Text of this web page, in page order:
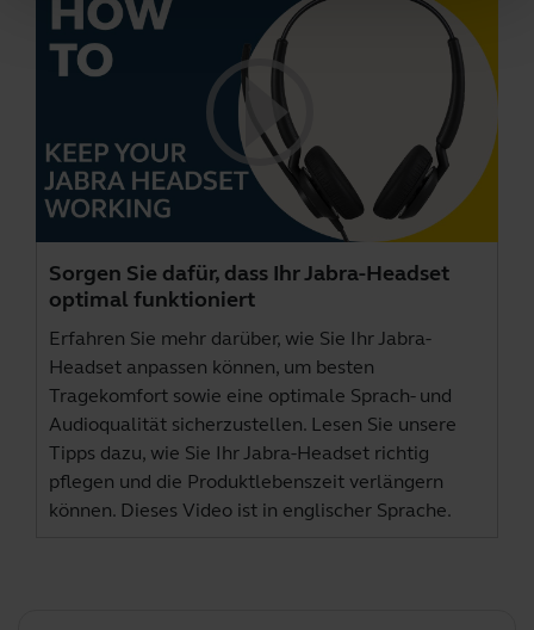
Sorgen Sie dafür, dass Ihr Jabra-Headset
optimal funktioniert
Erfahren Sie mehr darüber, wie Sie Ihr Jabra-
Headset anpassen können, um besten
Tragekomfort sowie eine optimale Sprach- und
Audioqualität sicherzustellen. Lesen Sie unsere
Tipps dazu, wie Sie Ihr Jabra-Headset richtig
pflegen und die Produktlebenszeit verlängern
können. Dieses Video ist in englischer Sprache.